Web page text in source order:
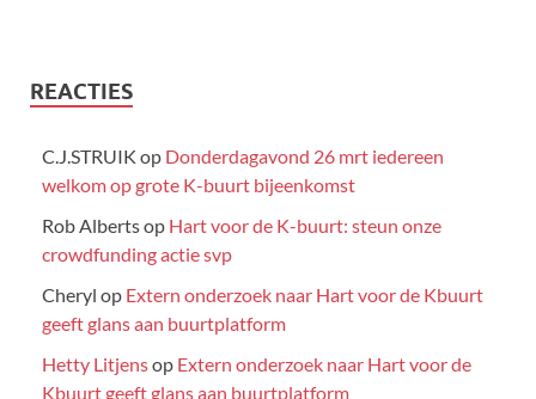
REACTIES
C.J.STRUIK op Donderdagavond 26 mrt iedereen
welkom op grote K-buurt bijeenkomst
Rob Albertsop Hart voor de K-buurt: steun onze
crowdfunding actie svp
Cheryl op Extern onderzoek naar Hart voor de Kbuurt
geeft glans aan buurtplatform
Hetty Litjensop Extern onderzoek naar Hart voor de
Kbuurt geeft glans aan buurtplatform